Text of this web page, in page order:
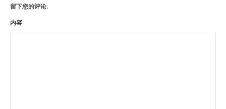
留下您的评论.
内容